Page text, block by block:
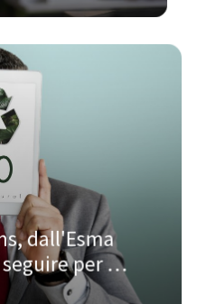
dall'Esma
per
nella finanza